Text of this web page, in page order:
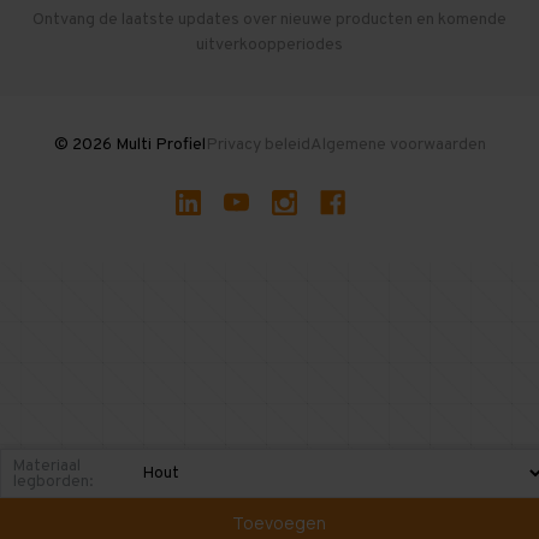
Gebruikte entresolvloeren
Ontvang de laatste updates over nieuwe producten en komende
uitverkoopperiodes
© 2026 Multi ProfielPrivacy beleidAlgemene voorwaarden
Materiaal
legborden:
Toevoegen